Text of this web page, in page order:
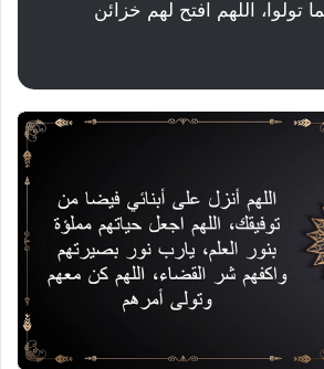
تولوا، اللهم افتح لهم خزائن